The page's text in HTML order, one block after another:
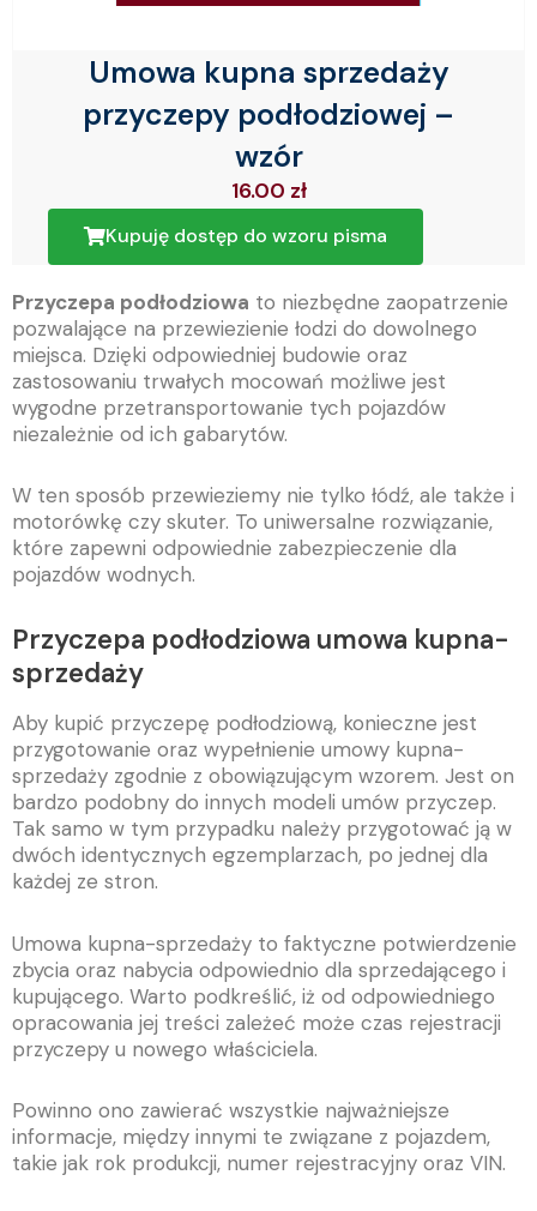
Umowa kupna sprzedaży
przyczepy podłodziowej –
wzór
16.00 zł
Kupuję dostęp do wzoru pisma
Przyczepa podłodziowa to niezbędne zaopatrzenie
pozwalające na przewiezienie łodzi do dowolnego
miejsca. Dzięki odpowiedniej budowie oraz
zastosowaniu trwałych mocowań możliwe jest
wygodne przetransportowanie tych pojazdów
niezależnie od ich gabarytów.
W ten sposób przewieziemy nie tylko łódź, ale także i
motorówkę czy skuter. To uniwersalne rozwiązanie,
które zapewni odpowiednie zabezpieczenie dla
pojazdów wodnych.
Przyczepa podłodziowa umowa kupna-
sprzedaży
Aby kupić przyczepę podłodziową, konieczne jest
przygotowanie oraz wypełnienie umowy kupna-
sprzedaży zgodnie z obowiązującym wzorem. Jest on
bardzo podobny do innych modeli umów przyczep.
Tak samo w tym przypadku należy przygotować ją w
dwóch identycznych egzemplarzach, po jednej dla
każdej ze stron.
Umowa kupna-sprzedaży to faktyczne potwierdzenie
zbycia oraz nabycia odpowiednio dla sprzedającego i
kupującego. Warto podkreślić, iż od odpowiedniego
opracowania jej treści zależeć może czas rejestracji
przyczepy u nowego właściciela.
Powinno ono zawierać wszystkie najważniejsze
informacje, między innymi te związane z pojazdem,
takie jak rok produkcji, numer rejestracyjny oraz VIN.